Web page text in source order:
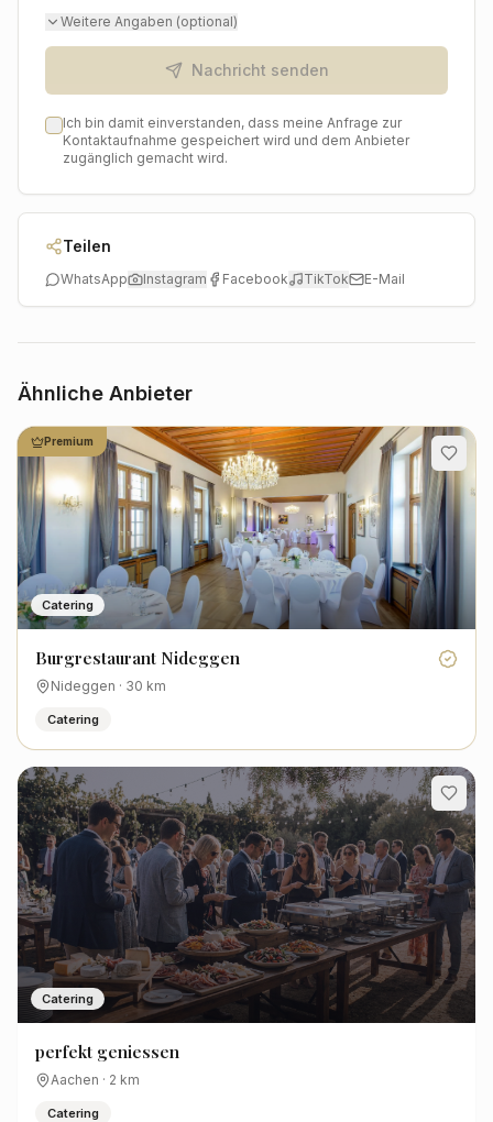
Weitere Angaben (optional)
Nachricht senden
Ich bin damit einverstanden, dass meine Anfrage zur
Kontaktaufnahme gespeichert wird und dem Anbieter
zugänglich gemacht wird.
Teilen
WhatsApp Instagram Facebook TikTok E-Mail
Ähnliche Anbieter
Catering
Premium
Burgrestaurant Nideggen
Nideggen · 30 km
Catering
Catering
perfekt geniessen
Aachen · 2 km
Catering